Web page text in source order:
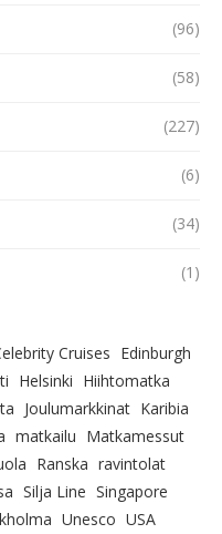
(96)
(58)
(227)
(6)
(34)
(1)
Cruises Edinburgh
Helsinki Hiihtomatka
Joulumarkkinat Karibia
matkailu Matkamessut
Ranska ravintolat
Silja Line Singapore
Unesco USA